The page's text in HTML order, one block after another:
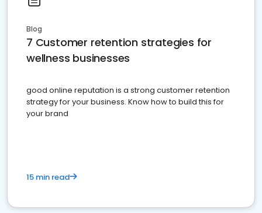
Blog
7 Customer retention strategies for
wellness businesses
good online reputation is a strong customer retention
strategy for your business. Know how to build this for
your brand
15 min read